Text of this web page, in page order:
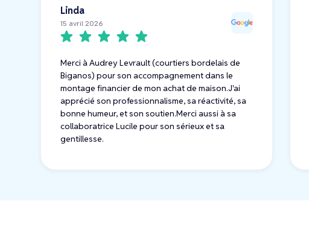
Linda
15 avril 2026
Merci à Audrey Levrault (courtiers bordelais de
Biganos) pour son accompagnement dans le
montage financier de mon achat de maison.J'ai
apprécié son professionnalisme, sa réactivité, sa
bonne humeur, et son soutien.Merci aussi à sa
collaboratrice Lucile pour son sérieux et sa
gentillesse.